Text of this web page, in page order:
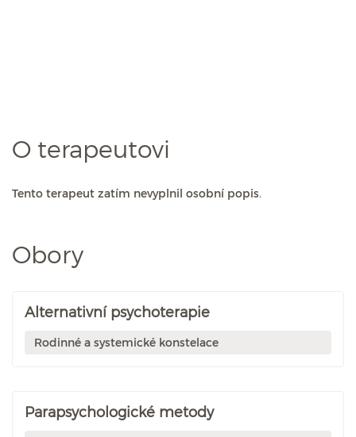
O terapeutovi
Tento terapeut zatím nevyplnil osobní popis.
Obory
Alternativní psychoterapie
Rodinné a systemické konstelace
Parapsychologické metody